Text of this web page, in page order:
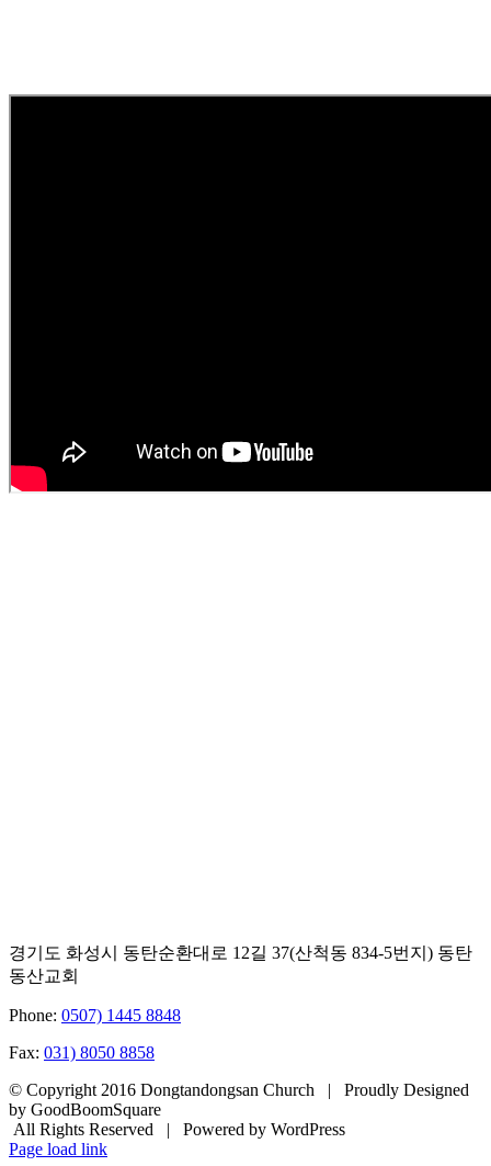
경기도 화성시 동탄순환대로 12길 37(산척동 834-5번지) 동탄
동산교회
Phone: 0507) 1445 8848
Fax: 031) 8050 8858
© Copyright 2016 Dongtandongsan Church | Proudly Designed
by GoodBoomSquare
All Rights Reserved | Powered by WordPress
Page load link